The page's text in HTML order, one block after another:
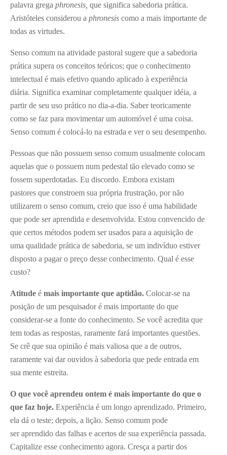
palavra grega phronesis, que significa sabedoria prática.
Aristóteles considerou a phronesis como a mais importante de
todas as virtudes.
Senso comum na atividade pastoral sugere que a sabedoria
prática supera os conceitos teóricos; que o conhecimento
intelectual é mais efetivo quando aplicado à experiência
diária. Significa examinar completamente qualquer idéia, a
partir de seu uso prático no dia-a-dia. Saber teoricamente
como se faz para movimentar um automóvel é uma coisa.
Senso comum é colocá-lo na estrada e ver o seu desempenho.
Pessoas que não possuem senso comum usualmente colocam
aquelas que o possuem num pedestal tão elevado como se
fossem superdotadas. Eu discordo. Embora existam
pastores que constroem sua própria frustração, por não
utilizarem o senso comum, creio que isso é uma habilidade
que pode ser aprendida e desenvolvida. Estou convencido de
que certos métodos podem ser usados para a aquisição de
uma qualidade prática de sabedoria, se um indivíduo estiver
disposto a pagar o preço desse conhecimento. Qual é esse
custo?
Atitude é mais importante que aptidão. Colocar-se na
posição de um pesquisador é mais importante do que
considerar-se a fonte do conhecimento. Se você acredita que
tem todas as respostas, raramente fará importantes questões.
Se crê que sua opinião é mais valiosa que a de outros,
raramente vai dar ouvidos à sabedoria que pede entrada em
sua mente estreita.
O que você aprendeu ontem é mais importante do que o
que faz hoje. Experiência é um longo aprendizado. Primeiro,
ela dá o teste; depois, a lição. Senso comum pode
ser aprendido das falhas e acertos de sua experiência passada.
Capitalize esse conhecimento agora. Cresça a partir dos